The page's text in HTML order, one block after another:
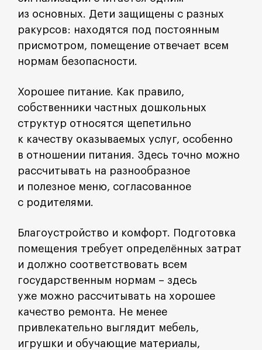
из основных. Дети защищены с разных
ракурсов: находятся под постоянным
присмотром, помещение отвечает всем
нормам безопасности.
Хорошее питание. Как правило,
собственники частных дошкольных
структур относятся щепетильно
к качеству оказываемых услуг, особенно
в отношении питания. Здесь точно можно
рассчитывать на разнообразное
и полезное меню, согласованное
с родителями.
Благоустройство и комфорт. Подготовка
помещения требует определённых затрат
и должно соответствовать всем
государственным нормам – здесь
уже можно рассчитывать на хорошее
качество ремонта. Не менее
привлекательно выглядит мебель,
игрушки и обучающие материалы,